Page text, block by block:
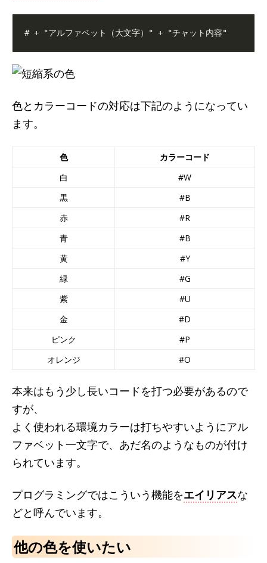
色とカラーコードの対応は下記のようになってい
ます。
色
カラーコード
白
#W
黒
#B
赤
#R
青
#B
黄
#Y
緑
#G
紫
#U
金
#D
ピンク
#P
オレンジ
#O
本来はもう少し長いコードを打つ必要があるので
すが、
よく使われる環境カラーは打ちやすいようにアル
ファベット一文字で、あだ名のようなものが付け
られています。
プログラミングではこういう機能をエイリアスな
どと呼んでいます。
他の色を使いたい